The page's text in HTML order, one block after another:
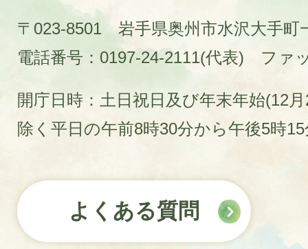
〒023-8501 岩手県奥州市水沢大手町
電話番号：0197-24-2111(代表)
ファ
開庁日時：土日祝日及び年末年始(12
除く平日の午前8時30分から午後5時
よくある質問